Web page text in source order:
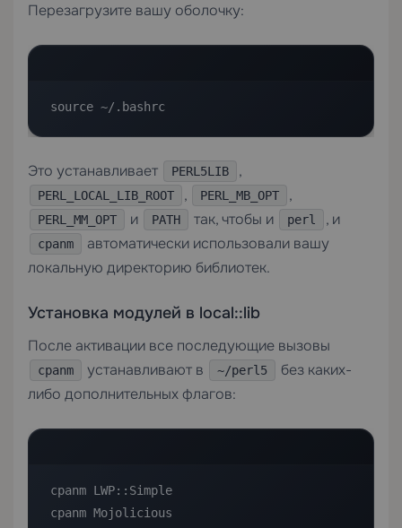
Перезагрузите вашу оболочку:
source ~/.bashrc
Это устанавливает PERL5LIB ,
PERL_LOCAL_LIB_ROOT , PERL_MB_OPT ,
PERL_MM_OPT и PATH так, чтобы и perl , и
cpanm
автоматически использовали вашу
локальную директорию библиотек.
Установка модулей в local::lib
После активации все последующие вызовы
cpanm устанавливают в ~/perl5
без каких-
либо дополнительных флагов:
cpanm LWP::Simple
cpanm Mojolicious